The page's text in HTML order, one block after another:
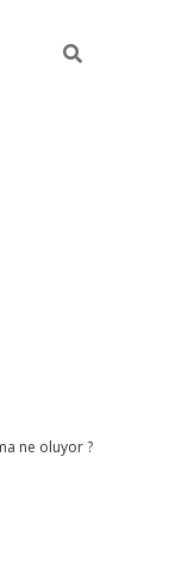
ne oluyor ?